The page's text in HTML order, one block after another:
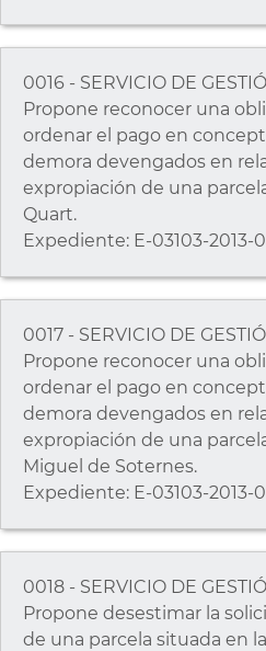
0016 - SERVICIO DE
Propone reconocer una
ordenar el pago en
demora devengados en
expropiación de una
Quart.
Expediente: E-03103-2013-
0017 - SERVICIO DE
Propone reconocer una
ordenar el pago en
demora devengados en
expropiación de una
Miguel de Soternes.
Expediente: E-03103-2013-
0018 - SERVICIO DE
Propone desestimar la
de una parcela situada en